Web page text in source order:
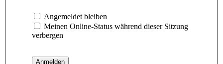
Angemeldet bleiben
Meinen Online-Status während dieser Sitzung
verbergen